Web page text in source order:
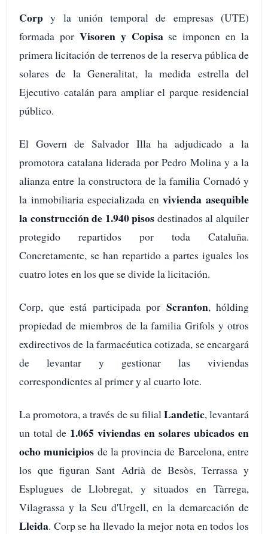
Corpy la unión temporal de empresas (UTE)
formada porVisoren y Copisase imponen en la
primera licitación de terrenos de la reserva pública de
solares de la Generalitat, la medida estrella del
Ejecutivo catalán para ampliar el parque residencial
público.
El Govern de Salvador Illa ha adjudicado a la
promotora catalana liderada por Pedro Molina y a la
alianza entre la constructora de la familia Cornadó y
la inmobiliaria especializada envivienda asequible
la construcción de 1.940 pisos destinados al alquiler
protegido repartidos por toda Cataluña.
Concretamente, se han repartido a partes iguales los
cuatro lotes en los que se divide la licitación.
Corp, que está participada por Scranton, hólding
propiedad de miembros de la familia Grifols y otros
exdirectivos de la farmacéutica cotizada, se encargará
de levantar y gestionar las viviendas
correspondientes al primer y al cuarto lote.
La promotora, a través de su filialLandetic, levantará
un total de 1.065 viviendas en solares ubicados en
ocho municipios de la provincia de Barcelona, entre
los que figuran Sant Adrià de Besòs, Terrassa y
Esplugues de Llobregat, y situados en Tàrrega,
Vilagrassa y la Seu d'Urgell, en la demarcación de
Lleida. Corp se ha llevado la mejor nota en todos los